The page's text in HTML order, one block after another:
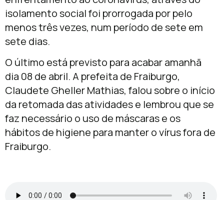
isolamento social foi prorrogada por pelo
menos três vezes, num período de sete em
sete dias.
O último está previsto para acabar amanhã
dia 08 de abril. A prefeita de Fraiburgo,
Claudete Gheller Mathias, falou sobre o início
da retomada das atividades e lembrou que se
faz necessário o uso de máscaras e os
hábitos de higiene para manter o vírus fora de
Fraiburgo.